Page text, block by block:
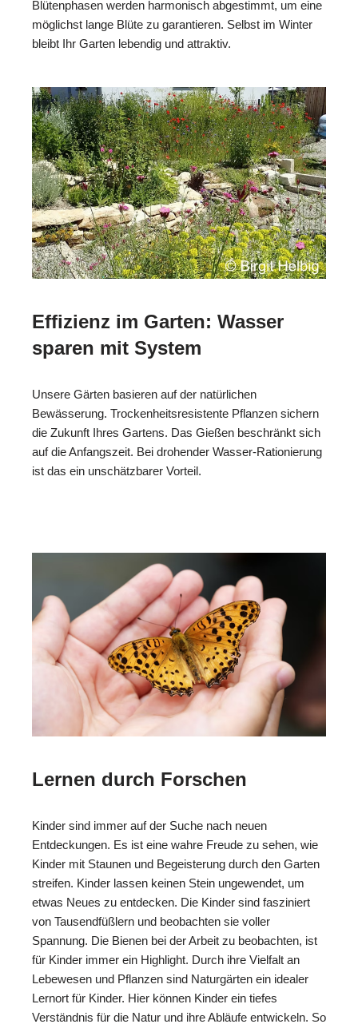
Blütenphasen werden harmonisch abgestimmt, um eine
möglichst lange Blüte zu garantieren. Selbst im Winter
bleibt Ihr Garten lebendig und attraktiv.
Effizienz im Garten: Wasser
sparen mit System
Unsere Gärten basieren auf der natürlichen
Bewässerung. Trockenheitsresistente Pflanzen sichern
die Zukunft Ihres Gartens. Das Gießen beschränkt sich
auf die Anfangszeit. Bei drohender Wasser-Rationierung
ist das ein unschätzbarer Vorteil.
Lernen durch Forschen
Kinder sind immer auf der Suche nach neuen
Entdeckungen. Es ist eine wahre Freude zu sehen, wie
Kinder mit Staunen und Begeisterung durch den Garten
streifen. Kinder lassen keinen Stein ungewendet, um
etwas Neues zu entdecken. Die Kinder sind fasziniert
von Tausendfüßlern und beobachten sie voller
Spannung. Die Bienen bei der Arbeit zu beobachten, ist
für Kinder immer ein Highlight. Durch ihre Vielfalt an
Lebewesen und Pflanzen sind Naturgärten ein idealer
Lernort für Kinder. Hier können Kinder ein tiefes
Verständnis für die Natur und ihre Abläufe entwickeln. So